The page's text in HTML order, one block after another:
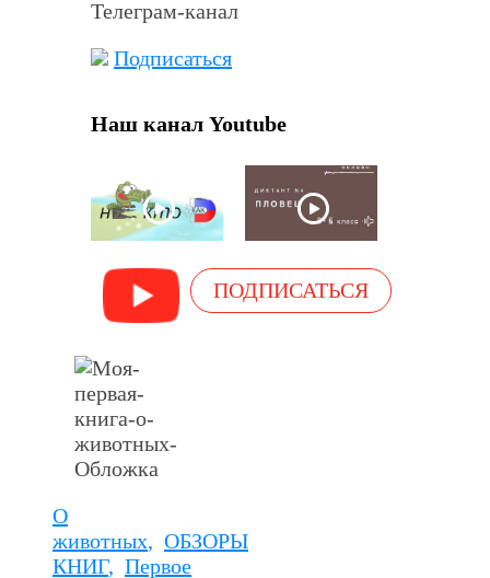
Телеграм-канал
Подписаться
Наш канал Youtube
ПОДПИСАТЬСЯ
О
животных, ОБЗОРЫ
КНИГ, Первое